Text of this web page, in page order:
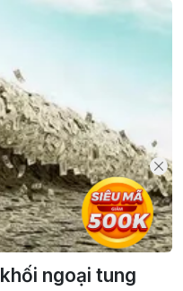
ngoại tung